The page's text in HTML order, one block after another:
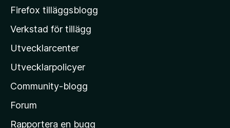
M
z
i
l
a
s
h
Firefox tilläggsblogg
Verkstad för tillägg
Utvecklarcenter
Utvecklarpolicyer
Community-blogg
Forum
Rapportera en bugg